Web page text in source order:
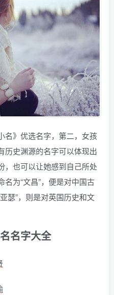
名》优选名字，第二，女孩
历史渊源的名字可以体现出
，也可以让她感到自己所处
为“文昌”，便是对中国古
瑟”，则是对英国历史和文
名字大全